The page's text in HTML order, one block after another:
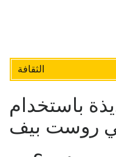
الثقافة
باستخدام
روست بيف